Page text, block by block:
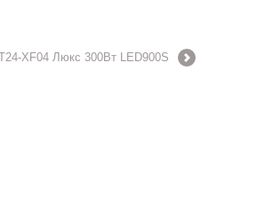
XF04 Люкс 300Вт LED900S